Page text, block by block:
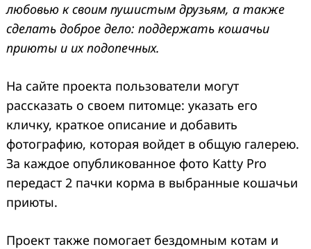
любовью к своим пушистым друзьям, а также
сделать доброе дело: поддержать кошачьи
приюты и их подопечных.
На сайте проекта пользователи могут
рассказать о своем питомце: указать его
кличку, краткое описание и добавить
фотографию, которая войдет в общую галерею.
За каждое опубликованное фото Katty Pro
передаст 2 пачки корма в выбранные кошачьи
приюты.
Проект также помогает бездомным котам и